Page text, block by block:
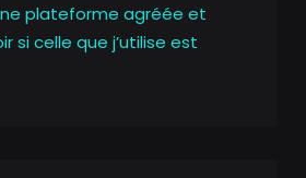
plateforme agréée et
si celle que j’utilise est